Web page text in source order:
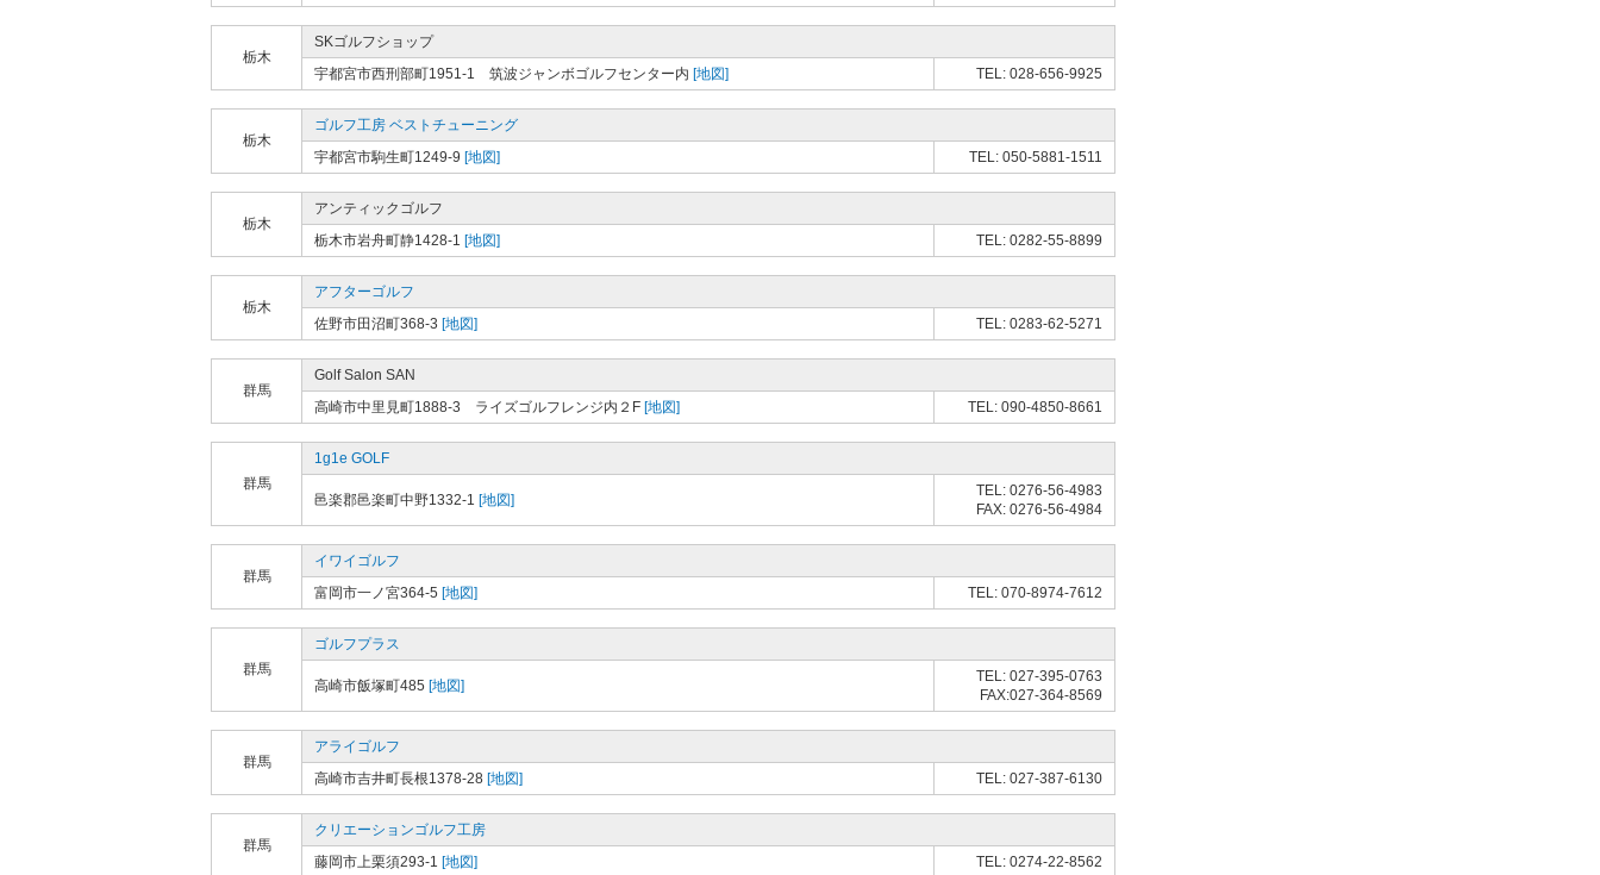
栃木
SKゴルフショップ
宇都宮市西刑部町1951-1 筑波ジャンボゴルフセンター内 [地図] TEL: 028-656-9925
栃木
ゴルフ工房 ベストチューニング
宇都宮市駒生町1249-9 [地図] TEL: 050-5881-1511
栃木
アンティックゴルフ
栃木市岩舟町静1428-1 [地図] TEL: 0282-55-8899
栃木
アフターゴルフ
佐野市田沼町368-3 [地図] TEL: 0283-62-5271
群馬
Golf Salon SAN
高崎市中里見町1888-3 ライズゴルフレンジ内２F [地図] TEL: 090-4850-8661
群馬
1g1e GOLF
邑楽郡邑楽町中野1332-1 [地図]
TEL: 0276-56-4983
FAX: 0276-56-4984
群馬
イワイゴルフ
富岡市一ノ宮364-5 [地図] TEL: 070-8974-7612
群馬
ゴルフプラス
高崎市飯塚町485 [地図]
TEL: 027-395-0763
FAX:027-364-8569
群馬
アライゴルフ
高崎市吉井町長根1378-28 [地図] TEL: 027-387-6130
群馬
クリエーションゴルフ工房
藤岡市上栗須293-1 [地図] TEL: 0274-22-8562